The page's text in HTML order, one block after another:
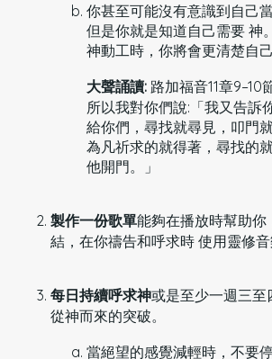
你甚至可能沒有意識到自己
但是你就是知道自己需要 神
神動工時，你將會更清楚自己
大聲誦讀: 路加福音11章9–10
所以我對你們說:「我又告訴
給你們，尋找就尋見，叩門
為凡祈求的就得著，尋找的
他開門。」
製作一份歌單能夠在播放時幫助你
結，在你禱告和呼求時 使用靈修音
每日持續呼求神或是至少一週三至
從神而來的突破。
當絕望的感覺減輕時，不要停